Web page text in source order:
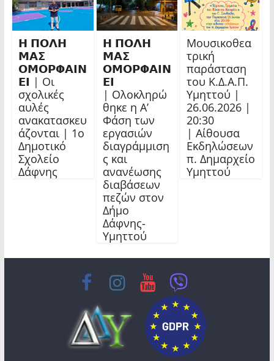
𝝜 𝝥𝝤𝝠𝝜
𝝡𝝖𝝨
𝝤𝝡𝝤𝝦𝝫𝝖𝝞𝝢
𝝚𝝞 | Οι
σχολικές
αυλές
ανακατασκευ
άζονται | 1ο
Δημοτικό
Σχολείο
Δάφνης
𝝜 𝝥𝝤𝝠𝝜
𝝡𝝖𝝨
𝝤𝝡𝝤𝝦𝝫𝝖𝝞𝝢
𝝚𝝞
| Ολοκληρώ
θηκε η Α’
Φάση των
εργασιών
διαγράμμιση
ς και
ανανέωσης
διαβάσεων
πεζών στον
Δήμο
Δάφνης-
Υμηττού
Μουσικοθεα
τρική
παράσταση
του Κ.Δ.Α.Π.
Υμηττού |
26.06.2026 |
20:30
| Αίθουσα
Εκδηλώσεων
π. Δημαρχείο
Υμηττού